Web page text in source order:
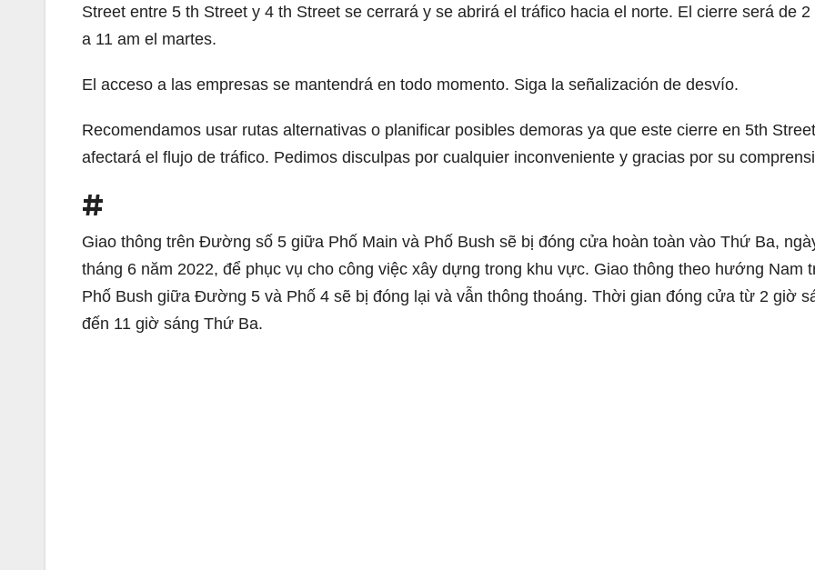
Street entre 5 th Street y 4 th Street se cerrará y se abrirá el tráfico hacia el norte. El cierre será de 2
a 11 am el martes.
El acceso a las empresas se mantendrá en todo momento. Siga la señalización de desvío.
Recomendamos usar rutas alternativas o planificar posibles demoras ya que este cierre en 5th Street
afectará el flujo de tráfico. Pedimos disculpas por cualquier inconveniente y gracias por su
#
Giao thông trên Đường số 5 giữa Phố Main và Phố Bush sẽ bị đóng cửa hoàn toàn vào Thứ Ba,
tháng 6 năm 2022, để phục vụ cho công việc xây dựng trong khu vực. Giao thông theo hướng Nam
Phố Bush giữa Đường 5 và Phố 4 sẽ bị đóng lại và vẫn thông thoáng. Thời gian đóng cửa từ 2 giờ
đến 11 giờ sáng Thứ Ba.